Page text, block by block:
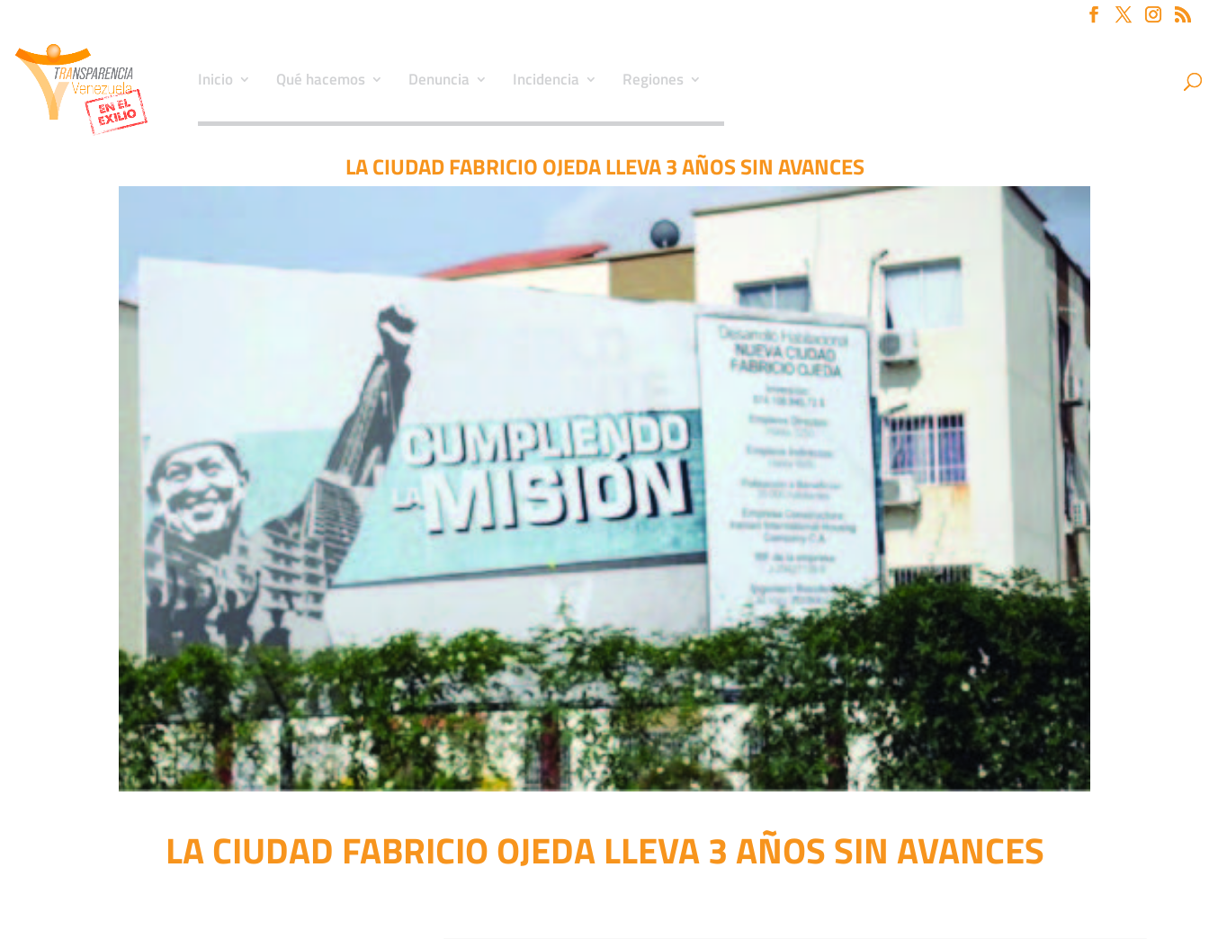
Inicio Qué hacemos Denuncia Incidencia Regiones
LA CIUDAD FABRICIO OJEDA LLEVA 3 AÑOS SIN AVANCES
LA CIUDAD FABRICIO OJEDA LLEVA 3 AÑOS SIN AVANCES